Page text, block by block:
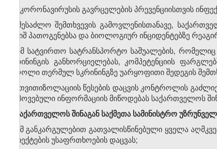
ლ) კორონავირუსის გავრცელების პრევენციისთვის
მ) შესაძლო შემთხვევის გამოვლენისთანავე,
საშიშ პათოგენებსა და ბიოლოგიურ ინციდენტებზე
ნ) იმ სატვირთო სატრანსპორტო საშუალების,
სკრინინგის განხორციელებას, კომპეტენციის
მძღოლი თერმულ სკრინინგზე უარყოფითი შედეგის
ო) თვითიზოლაციის წესების დაცვის კონტროლის
მოპოვებული ინფორმაციის მიწოდებას საქართველოს
2. საქართველოს შინაგან საქმეთა სამინისტრო
ა) ამ განკარგულებით გათვალისწინებული ყველა
ობიექტების უსაფრთხოების დაცვას;